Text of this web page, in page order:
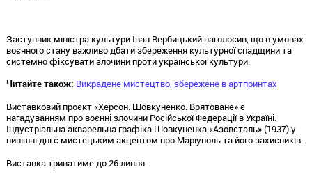
Заступник міністра культури Іван Вербицький наголосив, що в умовах
воєнного стану важливо дбати збереження культурної спадщини та
системно фіксувати злочини проти української культури.
Читайте також: Викрадене мистецтво, збережене в артпринтах
Виставковий проєкт «Херсон. Шовкуненко. Врятоване» є
нагадуванням про воєнні злочини Російської Федерації в Україні.
Індустріальна акварельна графіка Шовкуненка «Азовсталь» (1937) у
нинішні дні є мистецьким акцентом про Маріуполь та його захисників.
Виставка триватиме до 26 липня.